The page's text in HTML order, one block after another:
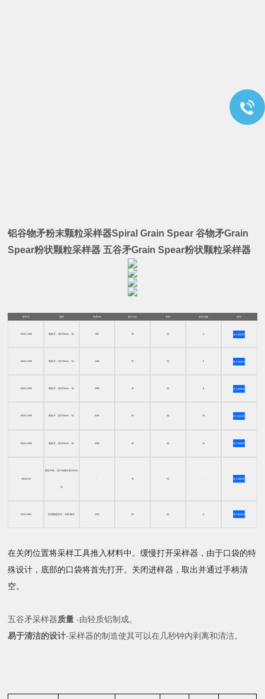
铝谷物矛粉末颗粒采样器Spiral Grain Spear 谷物矛Grain
Spear粉状颗粒采样器 五谷矛Grain Spear粉状颗粒采样器
部件号 描述 长度mm 直径 mm 材质 采样点数 操作
1942A-1000 粮食矛，直径35mm， 铝 985 35 铝 4 加入购物车
1942A-1500 粮食矛，直径35mm， 铝 1485 35 铝 6 加入购物车
1942A-2000 粮食矛，直径35mm， 铝 1985 35 铝 8 加入购物车
1942A-2500 粮食矛，直径35mm， 铝 2485 35 铝 10 加入购物车
1942A-3000 粮食矛，直径35mm， 铝 2985 35 铝 12 加入购物车
1942H-35
重型手柄，用于35毫米直径的长
矛
- 35 铝 - 加入购物车
1942J-1500 巨型螺旋粒矛，1500 毫米 1505 50 铝 6 加入购物车
在关闭位置将采样工具推入材料中。缓慢打开采样器，由于口袋的特
殊设计，底部的口袋将首先打开。关闭进样器，取出并通过手柄清
空。
五谷矛采样器质量 -由轻质铝制成。
易于清洁的设计-采样器的制造使其可以在几秒钟内剥离和清洁。